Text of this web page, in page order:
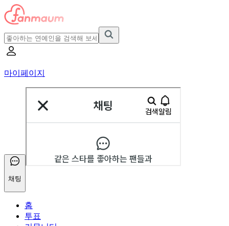
마이페이지
채팅
홈
투표